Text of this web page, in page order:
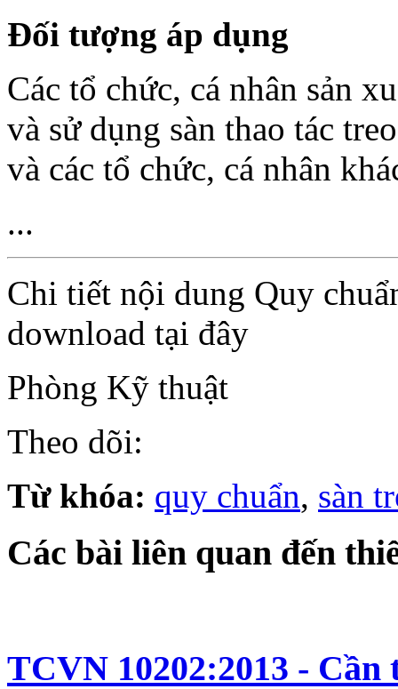
Đối tượng áp dụng
Các tổ chức, cá nhân sản
và sử dụng sàn thao tác
và các tổ chức, cá nhân
...
Chi tiết nội dung Quy
download tại đây
Phòng Kỹ thuật
Theo dõi:
Từ khóa: quy chuẩn, sàn
Các bài liên quan đến
TCVN 10202:2013 -